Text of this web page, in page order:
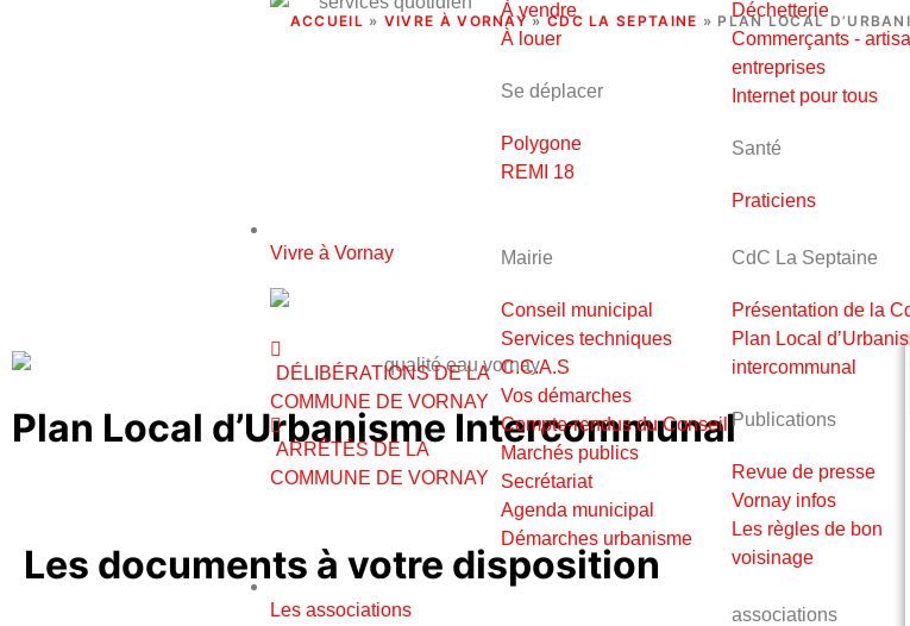
À vendre
À louer
Se déplacer
Polygone
REMI 18
Déchetterie
Commerçants -
entreprises
Internet pour tous
Santé
Praticiens
Vivre à Vornay
DÉLIBÉRATIONS DE LA
COMMUNE DE VORNAY
ARRÊTÉS DE LA
COMMUNE DE VORNAY
Mairie
Conseil municipal
Services techniques
C.C.A.S
Vos démarches
Compte-rendus du Conseil
Marchés publics
Secrétariat
Agenda municipal
Démarches urbanisme
CdC La Septaine
Présentation de la
Plan Local
intercommunal
Publications
Revue de presse
Vornay infos
Les règles de bon
voisinage
ASSOCIATIONS
Les associations
associations
ACCUEIL » VIVRE À VORNAY »CDC LA SEPTAINE » PLAN LOCAL
Plan Local d’Urbanisme Intercommunal
Les documents à votre disposition